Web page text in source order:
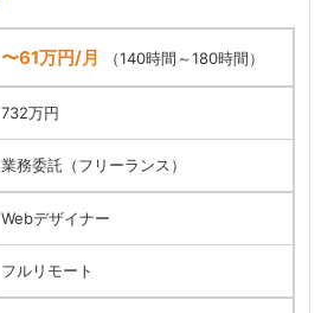
〜61万円/月 （140時間～180時間）
732万円
業務委託（フリーランス）
Webデザイナー
フルリモート